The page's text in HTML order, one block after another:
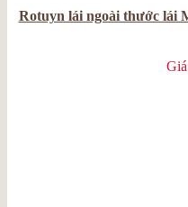
Rotuyn lái ngoài thước lái